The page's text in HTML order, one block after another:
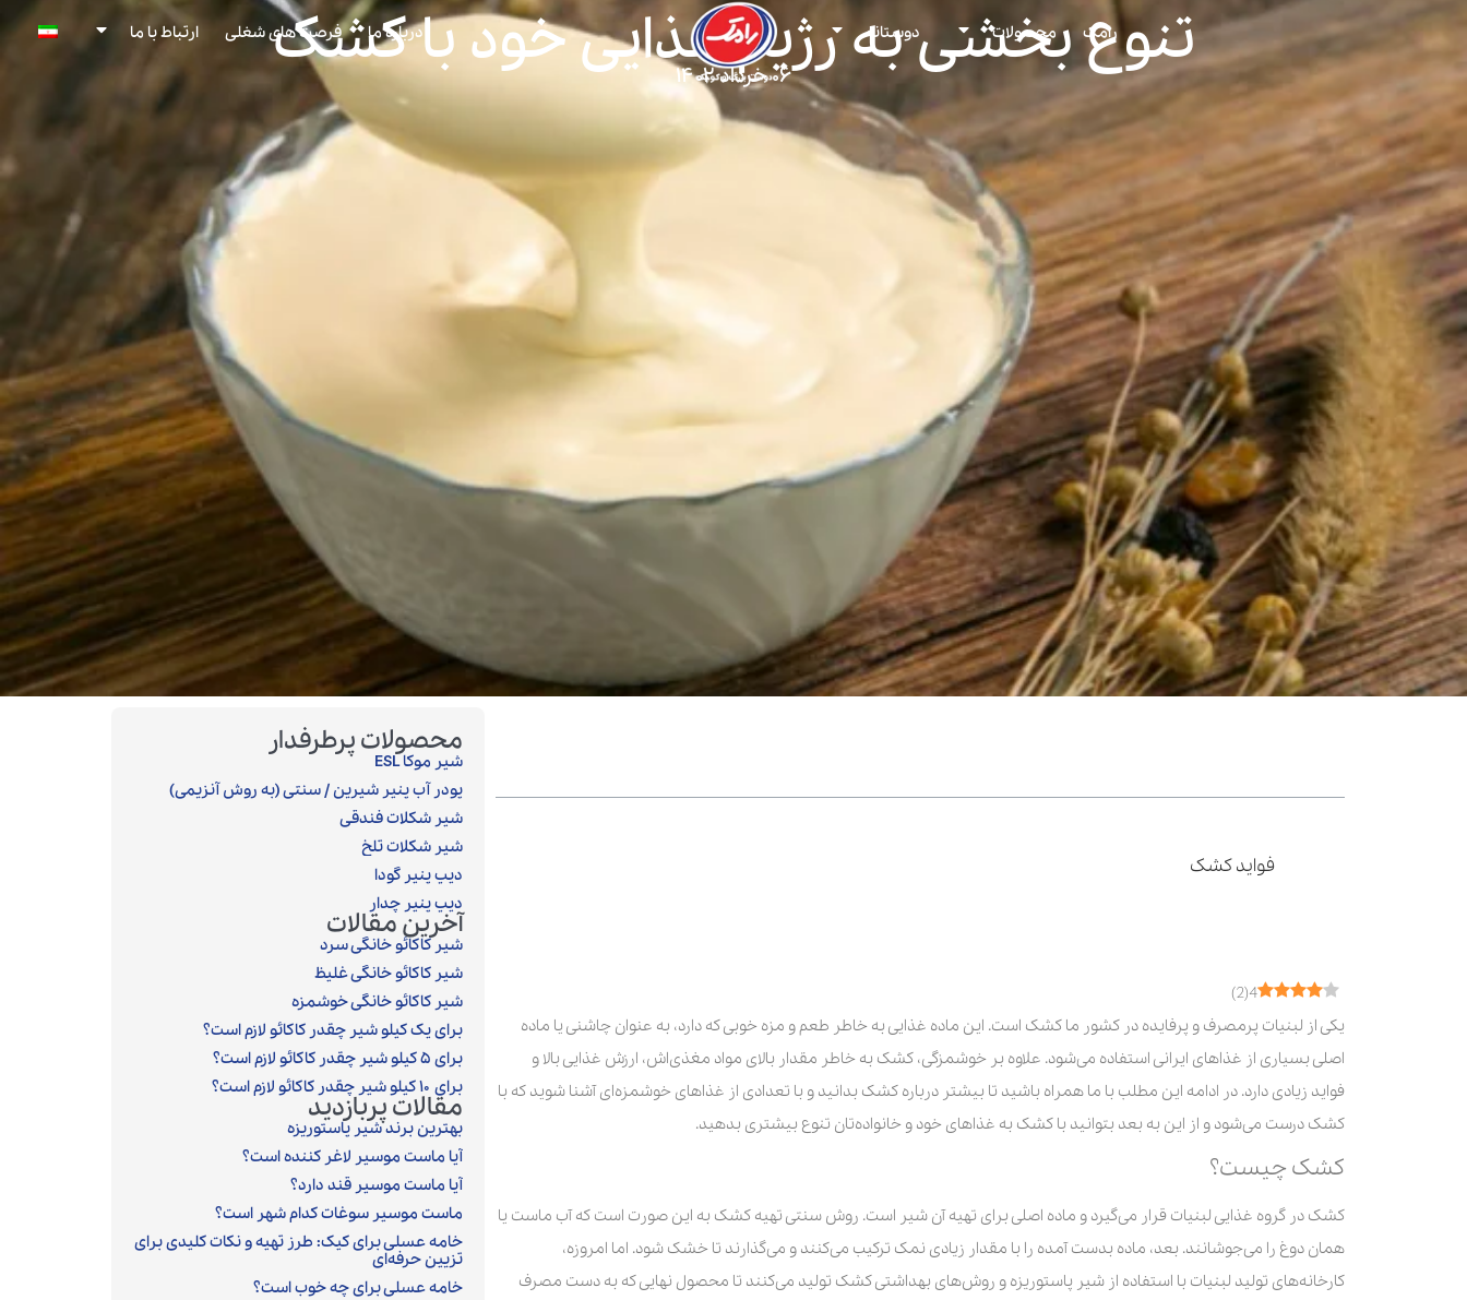
درباره ما فرصت های شغلی ارتباط با ما رامک محصولات دوستانه
تنوع بخشی به رژیم غذایی خود با کشک
۰۶ خرداد ۱۴۰۲
فواید کشک
4
(
2
)
یکی از لبنیات پرمصرف و پرفایده در کشور ما کشک است. این ماده غذایی به خاطر طعم و مزه خوبی که دارد، به عنوان چاشنی یا ماده
اصلی بسیاری از غذاهای ایرانی استفاده می‌شود. علاوه بر خوشمزگی، کشک به خاطر مقدار بالای مواد مغذی‌اش، ارزش غذایی بالا و
فواید زیادی دارد. در ادامه این مطلب با ما همراه باشید تا بیشتر درباره کشک بدانید و با تعدادی از غذاهای خوشمزه‌ای آشنا شوید که با
کشک درست می‌شود و از این به بعد بتوانید با کشک به غذاهای خود و خانواده‌تان تنوع بیشتری بدهید.
کشک چیست؟
کشک در گروه غذایی لبنیات قرار می‌گیرد و ماده اصلی برای تهیه آن شیر است. روش سنتی تهیه کشک به این صورت است که آب ماست یا
همان دوغ را می‌جوشانند. بعد، ماده بدست آمده را با مقدار زیادی نمک ترکیب می‌کنند و می‌گذارند تا خشک شود. اما امروزه،
کارخانه‌های تولید لبنیات با استفاده از شیر پاستوریزه و روش‌های بهداشتی کشک تولید می‌کنند تا محصول نهایی که به دست مصرف
محصولات پرطرفدار
شیر موکا ESL
پودر آب پنیر شیرین / سنتی (به روش آنزیمی)‎
شیر شکلات فندقی
شیر شکلات تلخ
دیپ پنیر گودا
دیپ پنیر چدار
آخرین مقالات
شیر کاکائو خانگی سرد
شیر کاکائو خانگی غلیظ
شیر کاکائو خانگی خوشمزه
برای یک کیلو شیر چقدر کاکائو لازم است؟
برای ۵ کیلو شیر چقدر کاکائو لازم است؟
برای ۱۰ کیلو شیر چقدر کاکائو لازم است؟
مقالات پربازدید
بهترین برند شیر پاستوریزه
آیا ماست موسیر لاغر کننده است؟
آیا ماست موسیر قند دارد؟
ماست موسیر سوغات کدام شهر است؟
خامه عسلی برای کیک: طرز تهیه و نکات کلیدی برای
تزیین حرفه‌ای
خامه عسلی برای چه خوب است؟